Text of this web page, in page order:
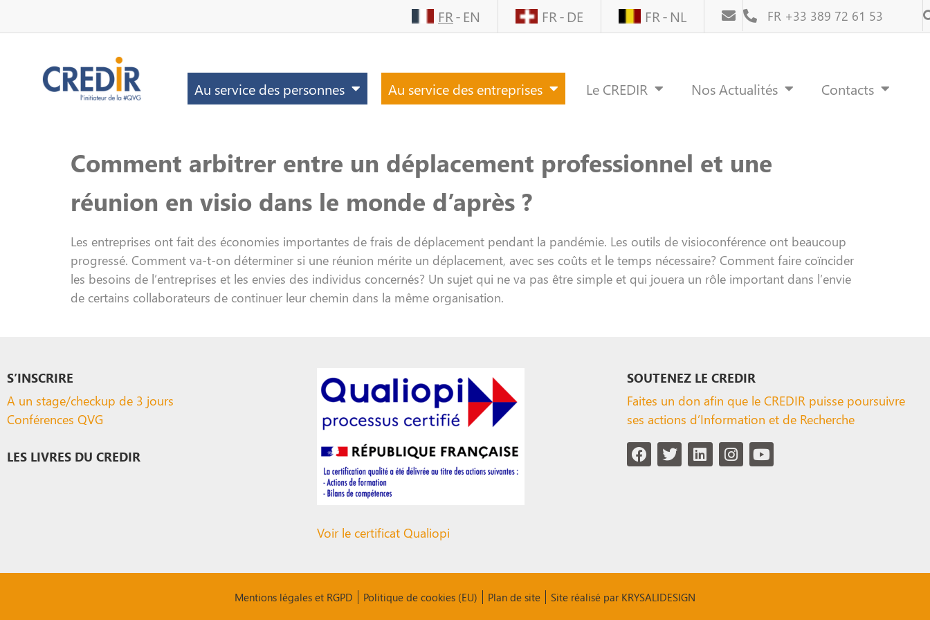
FR EN FR DE FR NL FR +33 389 72 61 53
Au service des personnes Au service des entreprises Le CREDIR Nos Actualités Contacts
Comment arbitrer entre un déplacement professionnel et une
réunion en visio dans le monde d’après ?
Les entreprises ont fait des économies importantes de frais de déplacement pendant la pandémie. Les outils de visioconférence ont beaucoup
progressé. Comment va-t-on déterminer si une réunion mérite un déplacement, avec ses coûts et le temps nécessaire? Comment faire coïncider
les besoins de l’entreprises et les envies des individus concernés? Un sujet qui ne va pas être simple et qui jouera un rôle important dans l’envie
de certains collaborateurs de continuer leur chemin dans la même organisation.
S’INSCRIRE
A un stage/checkup de 3 jours
Conférences QVG
LES LIVRES DU CREDIR
Voir le certificat Qualiopi
SOUTENEZ LE CREDIR
Faites un don afin que le CREDIR puisse poursuivre
ses actions d’Information et de Recherche
Mentions légales et RGPD Politique de cookies (EU) Plan de site Site réalisé par KRYSALIDESIGN